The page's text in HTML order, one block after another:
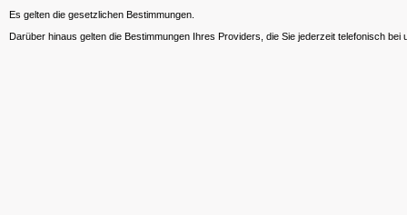
Es gelten die gesetzlichen Bestimmungen.
Darüber hinaus gelten die Bestimmungen Ihres Providers, die Sie jederzeit telefonisch bei